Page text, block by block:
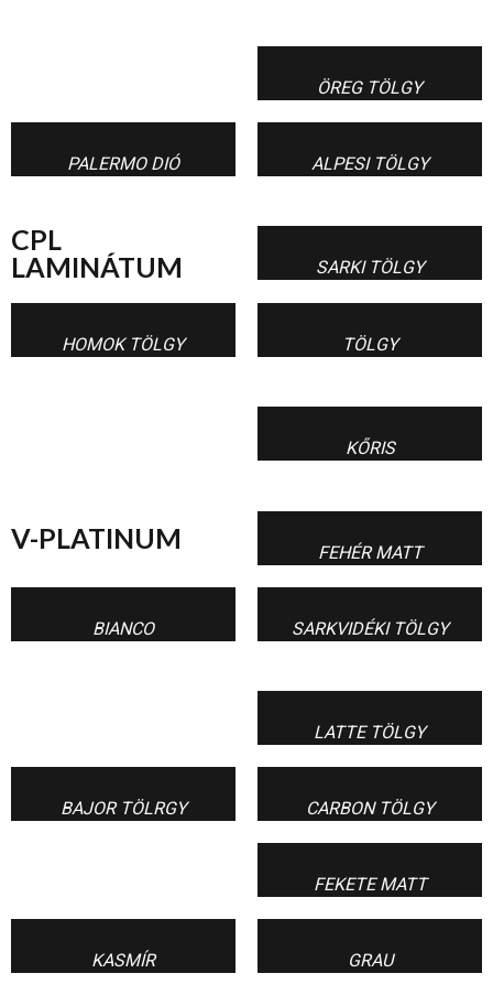
ÖREG TÖLGY
PALERMO DIÓ ALPESI TÖLGY
CPL
LAMINÁTUM
SARKI TÖLGY
HOMOK TÖLGY TÖLGY
KŐRIS
V-PLATINUM FEHÉR MATT
BIANCO SARKVIDÉKI TÖLGY
LATTE TÖLGY
BAJOR TÖLRGY CARBON TÖLGY
FEKETE MATT
KASMÍR GRAU